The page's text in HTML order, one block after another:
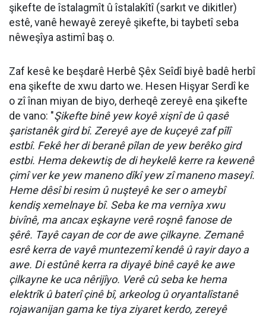
şikefte de îstalagmît û îstalakîtî (sarkıt ve dikitler)
estê, vanê hewayê zereyê şikefte, bi taybetî seba
nêweşîya astimî baş o.
Zaf kesê ke beşdarê Herbê Şêx Seîdî biyê badê herbî
ena şikefte de xwu darto we. Hesen Hişyar Serdî ke
o zî înan miyan de biyo, derheqê zereyê ena şikefte
de vano: "Şikefte binê yew koyê xişnî de û qasê
şaristanêk gird bî. Zereyê aye de kuçeyê zaf pîlî
estbî. Fekê her di beranê pîlan de yew berêko gird
estbi. Hema dekewtiş de di heykelê kerre ra kewenê
çimî ver ke yew maneno dîkî yew zî maneno maseyî.
Heme dêsî bi resim û nuşteyê ke ser o ameybî
kendiş xemelnaye bî. Seba ke ma vernîya xwu
bivînê, ma ancax eşkayne verê roşnê fanose de
şêrê. Tayê cayan de cor de awe çilkayne. Zemanê
esrê kerra de vayê muntezemî kendê û rayir dayo a
awe. Di estûnê kerra ra diyayê binê cayê ke awe
çilkayne ke uca nêrijîyo. Verê cû seba ke hema
elektrîk û baterî çinê bî, arkeolog û oryantalîstanê
rojawanijan gama ke tiya ziyaret kerdo, zereyê